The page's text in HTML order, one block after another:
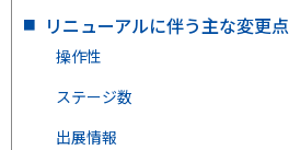
リニューアルに伴う主な変更点
操作性
ステージ数
出展情報